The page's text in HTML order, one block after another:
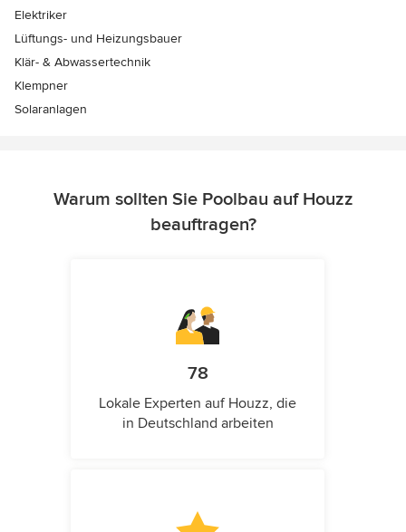
Elektriker
Lüftungs- und Heizungsbauer
Klär- & Abwassertechnik
Klempner
Solaranlagen
Warum sollten Sie Poolbau auf Houzz
beauftragen?
78
Lokale Experten auf Houzz, die
in Deutschland arbeiten